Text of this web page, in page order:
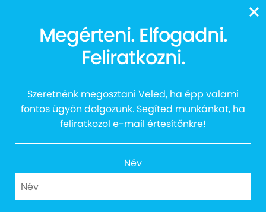
Rúzsa Magdolna X
Szakács Gergő: Kék a
Szívem Live – Budapest
Park 2023. augusztus 12.
Megérteni. Elfogadni.
Feliratkozni.
Szeretnénk megosztani Veled, ha épp valami
fontos ügyön dolgozunk. Segíted munkánkat, ha
feliratkozol e-mail értesítőnkre!
Név